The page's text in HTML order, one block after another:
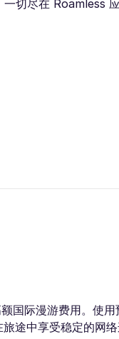
一切尽在 Roamless
国际漫游费用。使
途中享受稳定的网络